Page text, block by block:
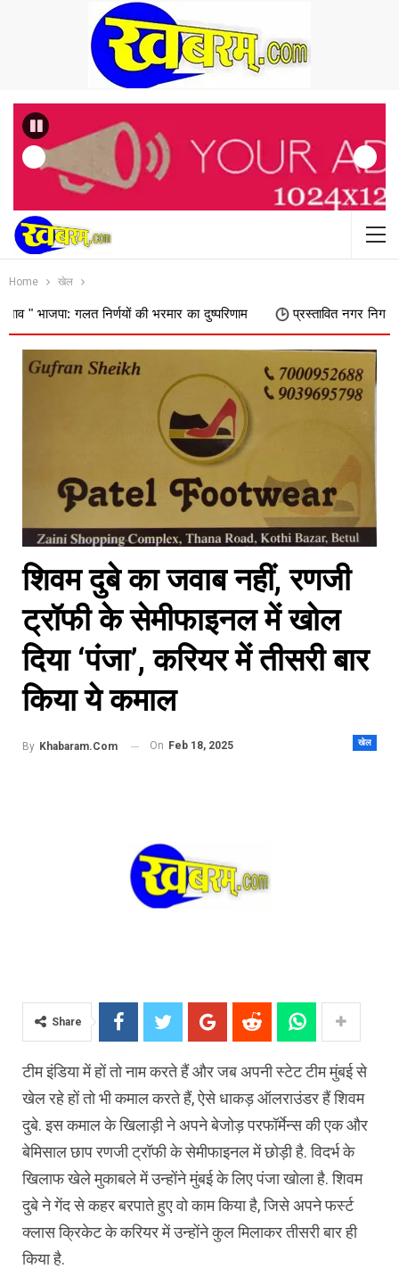
Previous
Home खेल
निर्णयों की भरमार का दुष्परिणाम प्रस्तावित नगर निगम में शामिल
शिवम दुबे का जवाब नहीं, रणजी
ट्रॉफी के सेमीफाइनल में खोल
दिया ‘पंजा’, करियर में तीसरी बार
किया ये कमाल
खेल
By Khabaram.Com On Feb 18, 2025
Share
टीम इंडिया में हों तो नाम करते हैं और जब अपनी स्टेट टीम मुंबई से
खेल रहे हों तो भी कमाल करते हैं, ऐसे धाकड़ ऑलराउंडर हैं शिवम
दुबे. इस कमाल के खिलाड़ी ने अपने बेजोड़ परफॉर्मेन्स की एक और
बेमिसाल छाप रणजी ट्रॉफी के सेमीफाइनल में छोड़ी है. विदर्भ के
खिलाफ खेले मुकाबले में उन्होंने मुंबई के लिए पंजा खोला है. शिवम
दुबे ने गेंद से कहर बरपाते हुए वो काम किया है, जिसे अपने फर्स्ट
क्लास क्रिकेट के करियर में उन्होंने कुल मिलाकर तीसरी बार ही
किया है.